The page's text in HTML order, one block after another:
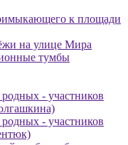
к площади
на улице Мира
тумбы
- участников
- участников